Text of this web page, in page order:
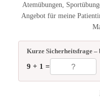
Meine derzeitige
Wirkung der Osteopatischen
Weitere Informationen siehe
Mensch im Mittelpunk
Kontakt Praxis für
Atemübungen,
Angebot für meine
Kurze Sicherheitsfrage –
9 + 1 =